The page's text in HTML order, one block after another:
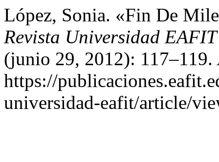
López, Sonia. «Fin De
Revista Universidad
(junio 29, 2012): 117–119.
https://
universidad-eafit/article/